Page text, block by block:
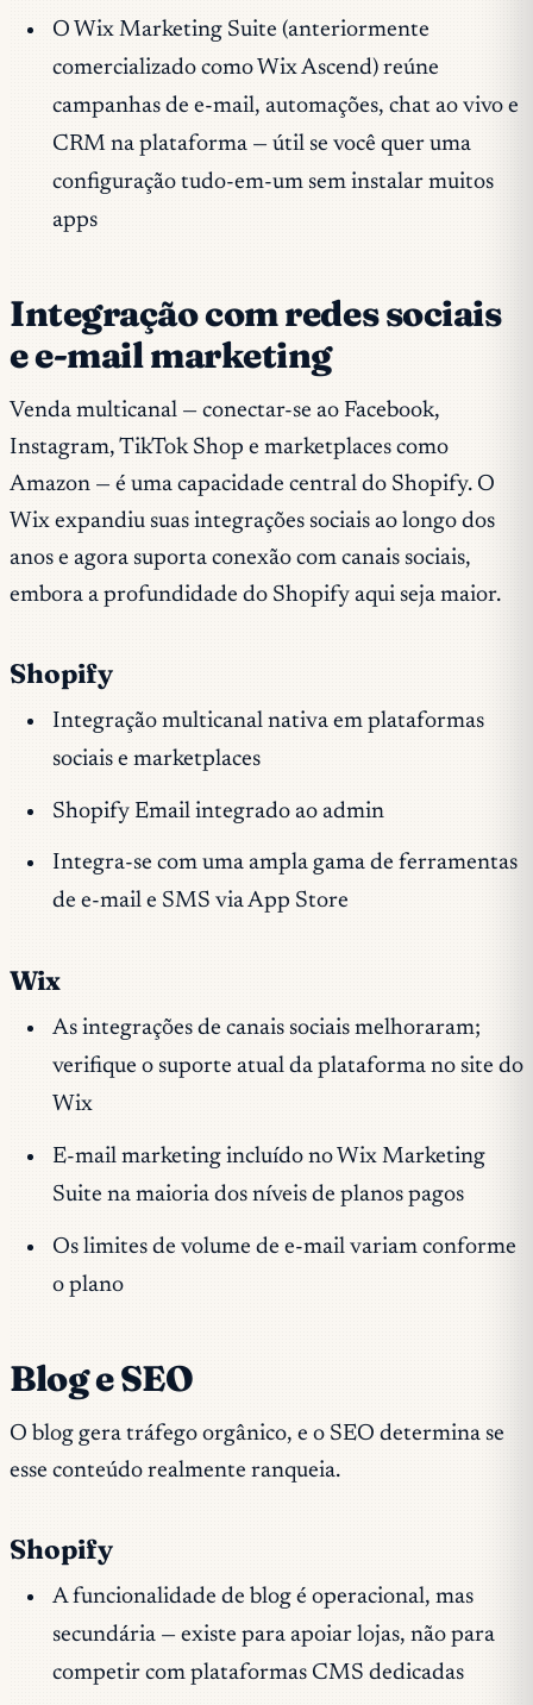
O Wix Marketing Suite (anteriormente
comercializado como Wix Ascend) reúne
campanhas de e-mail, automações, chat ao vivo e
CRM na plataforma — útil se você quer uma
configuração tudo-em-um sem instalar muitos
apps
Integração com redes sociais
e e-mail marketing
Venda multicanal — conectar-se ao Facebook,
Instagram, TikTok Shop e marketplaces como
Amazon — é uma capacidade central do Shopify. O
Wix expandiu suas integrações sociais ao longo dos
anos e agora suporta conexão com canais sociais,
embora a profundidade do Shopify aqui seja maior.
Shopify
Integração multicanal nativa em plataformas
sociais e marketplaces
Shopify Email integrado ao admin
Integra-se com uma ampla gama de ferramentas
de e-mail e SMS via App Store
Wix
As integrações de canais sociais melhoraram;
verifique o suporte atual da plataforma no site do
Wix
E-mail marketing incluído no Wix Marketing
Suite na maioria dos níveis de planos pagos
Os limites de volume de e-mail variam conforme
o plano
Blog e SEO
O blog gera tráfego orgânico, e o SEO determina se
esse conteúdo realmente ranqueia.
Shopify
A funcionalidade de blog é operacional, mas
secundária — existe para apoiar lojas, não para
competir com plataformas CMS dedicadas